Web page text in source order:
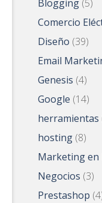
Blogging (5)
Comercio
Diseño (39)
Email
Genesis (4)
Google (14)
herramientas
hosting (8)
Marketing
Negocios (3)
Prestashop